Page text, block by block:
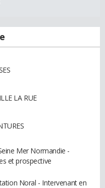
LA RUE
Mer Normandie -
et prospective
Noral - Intervenant en